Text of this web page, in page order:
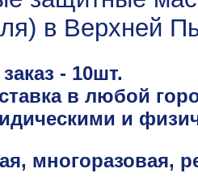
в Верхней
- 10шт.
в любой
и
многоразовая,